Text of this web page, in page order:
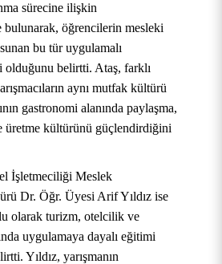
sürecine ilişkin
bulunarak, öğrencilerin mesleki
bu tür uygulamalı
belirtti. Ataş, farklı
aynı mutfak kültürü
gastronomi alanında paylaşma,
üretme kültürünü güçlendirdiğini
İşletmeciliği Meslek
Dr. Öğr. Üyesi Arif Yıldız ise
olarak turizm, otelcilik ve
uygulamaya dayalı eğitimi
Yıldız, yarışmanın